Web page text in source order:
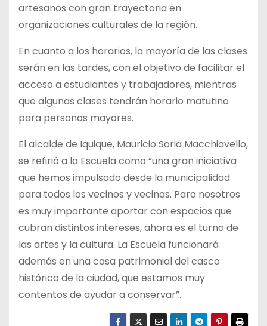
artesanos con gran trayectoria en
organizaciones culturales de la región.
En cuanto a los horarios, la mayoría de las clases
serán en las tardes, con el objetivo de facilitar el
acceso a estudiantes y trabajadores, mientras
que algunas clases tendrán horario matutino
para personas mayores.
El alcalde de Iquique, Mauricio Soria Macchiavello,
se refirió a la Escuela como “una gran iniciativa
que hemos impulsado desde la municipalidad
para todos los vecinos y vecinas. Para nosotros
es muy importante aportar con espacios que
cubran distintos intereses, ahora es el turno de
las artes y la cultura. La Escuela funcionará
además en una casa patrimonial del casco
histórico de la ciudad, que estamos muy
contentos de ayudar a conservar”.